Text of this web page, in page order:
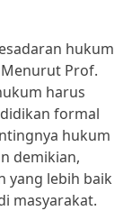
hukum
Prof.
harus
formal
hukum
demikian,
yang lebih baik
masyarakat.